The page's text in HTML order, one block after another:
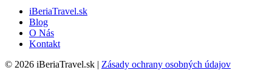
iBeriaTravel.sk
Blog
O Nás
Kontakt
© 2026 iBeriaTravel.sk | Zásady ochrany osobných údajov